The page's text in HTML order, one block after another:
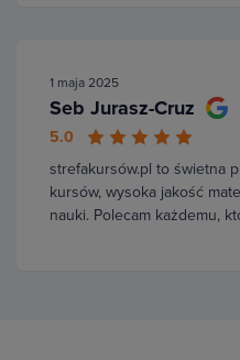
1 maja 2025
Seb Jurasz-Cruz
5.0
strefakursów.pl to świetna
kursów, wysoka jakość
nauki. Polecam każdemu,